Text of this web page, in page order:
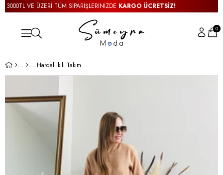
VE ÜZERİ TÜM SİPARİŞLERİNİZDEKARGO ÜCRETSİZ!
0
Hardal İkili Takım